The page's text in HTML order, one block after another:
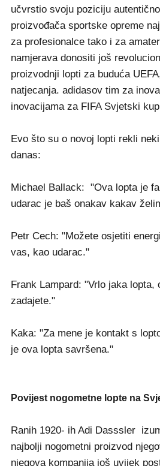
učvrstio svoju poziciju
proizvođača sportske opreme
za profesionalce tako i za
namjerava donositi još
proizvodnji lopti za buduća
natjecanja. adidasov tim za
inovacijama za FIFA Svjetski
Evo što su o novoj lopti rekli
danas:
Michael Ballack: "Ova lopta je
udarac je baš onakav kakav
Petr Cech: "Možete osjetiti
vas, kao udarac."
Frank Lampard: "Vrlo jaka lopta,
zadajete."
Kaka: "Za mene je kontakt s
je ova lopta savršena."
Povijest nogometne lopte na
Ranih 1920- ih Adi Dasssler
najbolji nogometni proizvod
njegova kompanija još uvijek